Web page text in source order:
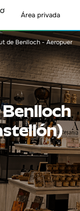
Área privada
de Benlloch -